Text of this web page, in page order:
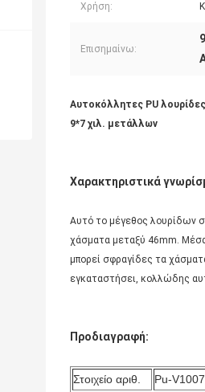
Χρήση:
Επισημαίνω:
Αυτοκόλλητες PU
9*7 χιλ. μετάλλων
Χαρακτηριστικά
Αυτό το μέγεθος λουρίδων
χάσματα μεταξύ 46mm. Μέσα
μπορεί σφραγίδες τα
εγκαταστήσει, κολλώδης
Προδιαγραφή:
Στοιχείο αριθ.
Pu-V1007